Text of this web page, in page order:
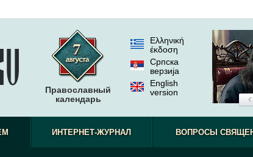
Православный
календарь
Ελληνική
έκδοση
Српска
верзиjа
English
version
ИНТЕРНЕТ-ЖУРНАЛ ВОПРОСЫ